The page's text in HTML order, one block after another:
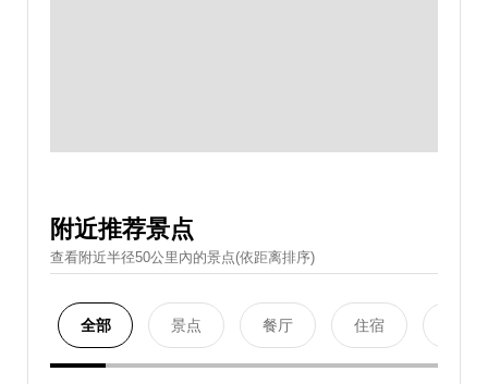
附近推荐景点
查看附近半径50公里內的景点(依距离排序)
全部 景点 餐厅 住宿